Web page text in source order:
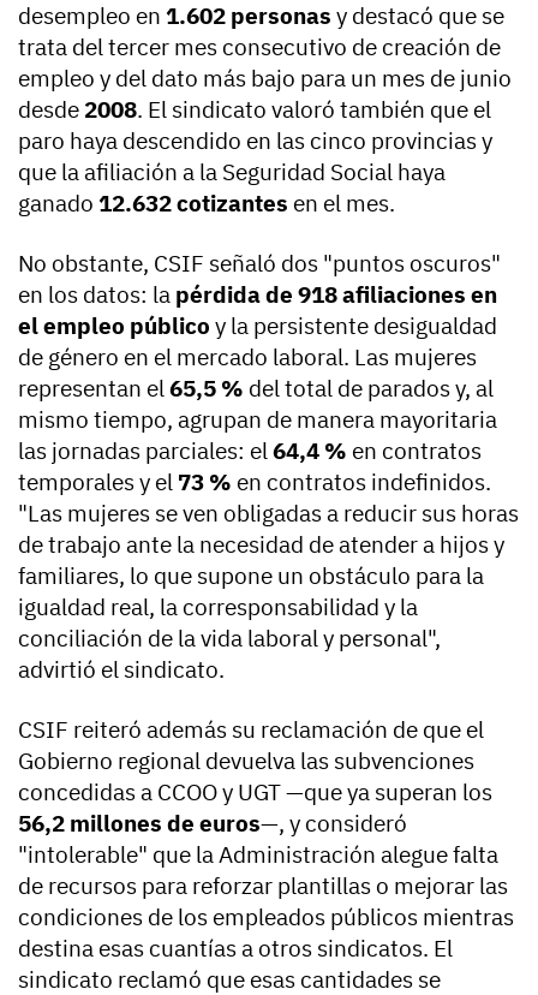
desempleo en 1.602 personas y destacó que se
trata del tercer mes consecutivo de creación de
empleo y del dato más bajo para un mes de junio
desde 2008. El sindicato valoró también que el
paro haya descendido en las cinco provincias y
que la afiliación a la Seguridad Social haya
ganado 12.632 cotizantes en el mes.
No obstante, CSIF señaló dos "puntos oscuros"
en los datos: la pérdida de 918 afiliaciones en
el empleo público y la persistente desigualdad
de género en el mercado laboral. Las mujeres
representan el65,5 % del total de parados y, al
mismo tiempo, agrupan de manera mayoritaria
las jornadas parciales: el64,4 % en contratos
temporales y el 73 % en contratos indefinidos.
"Las mujeres se ven obligadas a reducir sus horas
de trabajo ante la necesidad de atender a hijos y
familiares, lo que supone un obstáculo para la
igualdad real, la corresponsabilidad y la
conciliación de la vida laboral y personal",
advirtió el sindicato.
CSIF reiteró además su reclamación de que el
Gobierno regional devuelva las subvenciones
concedidas a CCOO y UGT —que ya superan los
56,2 millones de euros—, y consideró
"intolerable" que la Administración alegue falta
de recursos para reforzar plantillas o mejorar las
condiciones de los empleados públicos mientras
destina esas cuantías a otros sindicatos. El
sindicato reclamó que esas cantidades se